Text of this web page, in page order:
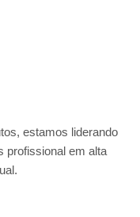
estamos liderando
profissional em alta